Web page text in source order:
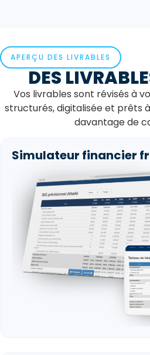
APERÇU DES LIVRABLES
DES
Vos livrables sont révisés à
structurés, digitalisée et prêts
davantage de
Simulateur financier